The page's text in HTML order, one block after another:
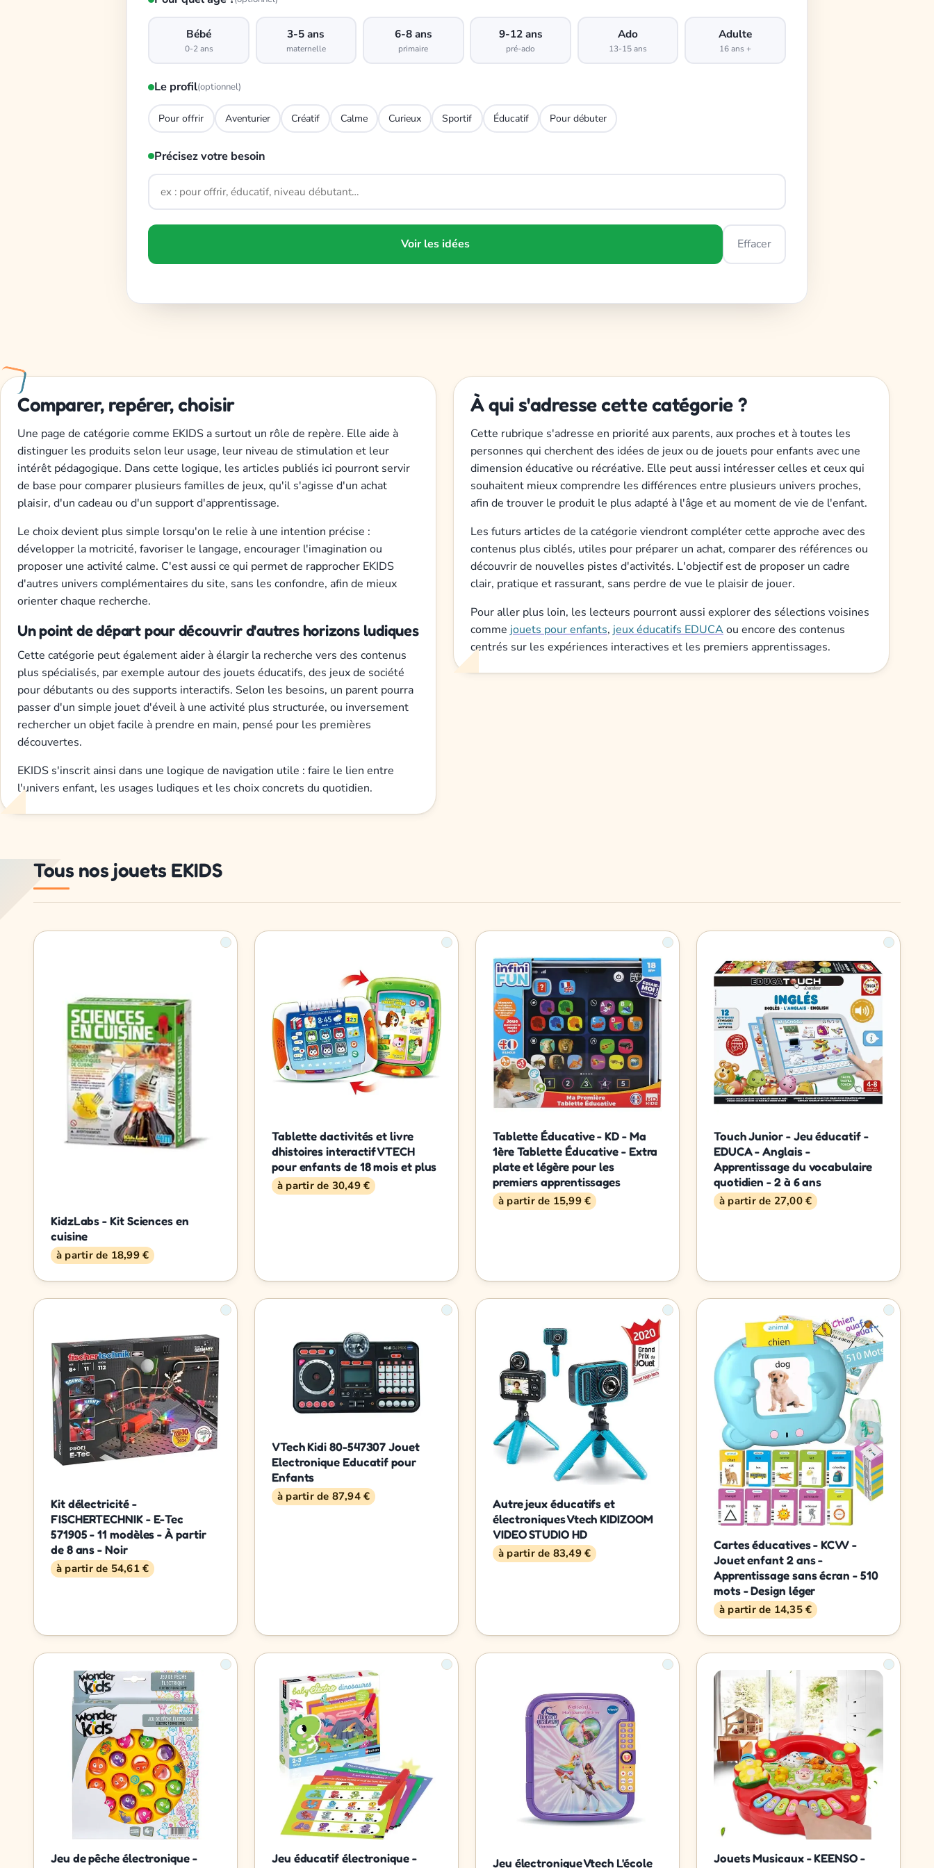
Bébé
0-2 ans
3-5 ans
maternelle
6-8 ans
primaire
9-12 ans
pré-ado
Ado
13-15 ans
Adulte
16 ans +
Le profil(optionnel)
Pour offrir Aventurier Créatif Calme Curieux Sportif Éducatif Pour débuter
Précisez votre besoin
Voir les idées Effacer
Comparer, repérer, choisir
Une page de catégorie comme EKIDS a surtout un rôle de repère. Elle aide à
distinguer les produits selon leur usage, leur niveau de stimulation et leur
intérêt pédagogique. Dans cette logique, les articles publiés ici pourront servir
de base pour comparer plusieurs familles de jeux, qu'il s'agisse d'un achat
plaisir, d'un cadeau ou d'un support d'apprentissage.
Le choix devient plus simple lorsqu'on le relie à une intention précise :
développer la motricité, favoriser le langage, encourager l'imagination ou
proposer une activité calme. C'est aussi ce qui permet de rapprocher EKIDS
d'autres univers complémentaires du site, sans les confondre, afin de mieux
orienter chaque recherche.
Un point de départ pour découvrir d'autres horizons ludiques
Cette catégorie peut également aider à élargir la recherche vers des contenus
plus spécialisés, par exemple autour des jouets éducatifs, des jeux de société
pour débutants ou des supports interactifs. Selon les besoins, un parent pourra
passer d'un simple jouet d'éveil à une activité plus structurée, ou inversement
rechercher un objet facile à prendre en main, pensé pour les premières
découvertes.
EKIDS s'inscrit ainsi dans une logique de navigation utile : faire le lien entre
l'univers enfant, les usages ludiques et les choix concrets du quotidien.
À qui s'adresse cette catégorie ?
Cette rubrique s'adresse en priorité aux parents, aux proches et à toutes les
personnes qui cherchent des idées de jeux ou de jouets pour enfants avec une
dimension éducative ou récréative. Elle peut aussi intéresser celles et ceux qui
souhaitent mieux comprendre les différences entre plusieurs univers proches,
afin de trouver le produit le plus adapté à l'âge et au moment de vie de l'enfant.
Les futurs articles de la catégorie viendront compléter cette approche avec des
contenus plus ciblés, utiles pour préparer un achat, comparer des références ou
découvrir de nouvelles pistes d'activités. L'objectif est de proposer un cadre
clair, pratique et rassurant, sans perdre de vue le plaisir de jouer.
Pour aller plus loin, les lecteurs pourront aussi explorer des sélections voisines
comme jouets pour enfants, jeux éducatifs EDUCAou encore des contenus
centrés sur les expériences interactives et les premiers apprentissages.
Tous nos jouets EKIDS
KidzLabs - Kit Sciences en
cuisine
à partir de 18,99 €
Tablette dactivités et livre
dhistoires interactif VTECH
pour enfants de 18 mois et plus
à partir de 30,49 €
Tablette Éducative - KD - Ma
1ère Tablette Éducative - Extra
plate et légère pour les
premiers apprentissages
à partir de 15,99 €
Touch Junior - Jeu éducatif -
EDUCA - Anglais -
Apprentissage du vocabulaire
quotidien - 2 à 6 ans
à partir de 27,00 €
Kit délectricité -
FISCHERTECHNIK - E-Tec
571905 - 11 modèles - À partir
de 8 ans - Noir
à partir de 54,61 €
VTech Kidi 80-547307 Jouet
Electronique Educatif pour
Enfants
à partir de 87,94 €
Autre jeux éducatifs et
électroniques Vtech KIDIZOOM
VIDEO STUDIO HD
à partir de 83,49 €
Cartes éducatives - KCVV -
Jouet enfant 2 ans -
Apprentissage sans écran - 510
mots - Design léger
à partir de 14,35 €
Jeu de pêche électronique -
Jeu éducatif électronique -
Jeu électronique Vtech L'école
Jouets Musicaux - KEENSO -